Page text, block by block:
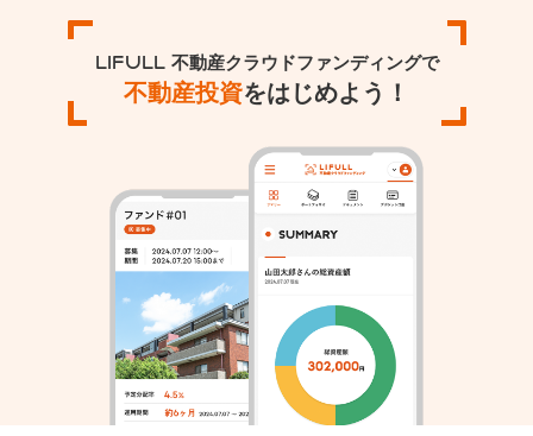
LIFULL 不動産クラウドファンディングで
不動産投資をはじめよう！